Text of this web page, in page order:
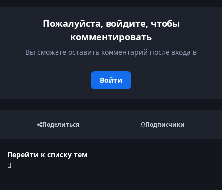
Пожалуйста, войдите, чтобы
комментировать
Вы сможете оставить комментарий после входа в
Войти
Поделиться Подписчики
Перейти к списку тем